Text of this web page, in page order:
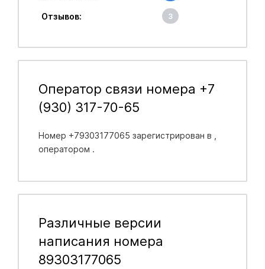
Отзывов: 3
Оператор связи номера +7
(930) 317-70-65
Номер +79303177065 зарегистрирован в
оператором .
Различные версии
написания номера
89303177065